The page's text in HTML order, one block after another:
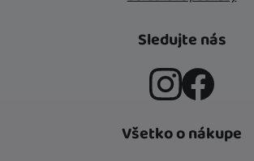
Sledujte nás
Všetko o nákupe